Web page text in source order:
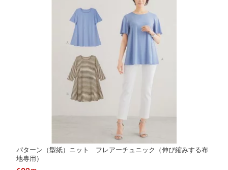
パターン（型紙）ニット フレアーチュニック（伸び縮みする布
地専用）